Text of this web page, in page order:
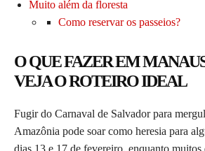
Muito além da floresta
Como reservar os passeios?
O QUE FAZER EM
VEJA O ROTEIRO IDEAL
Fugir do Carnaval de Salvador para
Amazônia pode soar como heresia para
dias 13 e 17 de fevereiro, enquanto